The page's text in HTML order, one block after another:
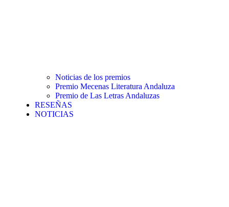
Noticias de los premios
Premio Mecenas Literatura Andaluza
Premio de Las Letras Andaluzas
RESEÑAS
NOTICIAS